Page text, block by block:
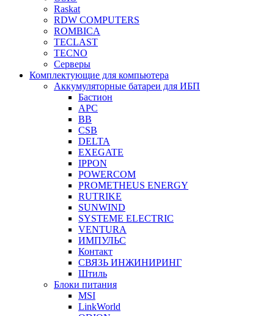
Raskat
RDW COMPUTERS
ROMBICA
TECLAST
TECNO
Серверы
Комплектующие для компьютера
Аккумуляторные батареи для ИБП
Бастион
APC
BB
CSB
DELTA
EXEGATE
IPPON
POWERCOM
PROMETHEUS ENERGY
RUTRIKE
SUNWIND
SYSTEME ELECTRIC
VENTURA
ИМПУЛЬС
Контакт
СВЯЗЬ ИНЖИНИРИНГ
Штиль
Блоки питания
MSI
LinkWorld